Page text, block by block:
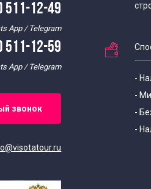
511-12-49
App / Telegram
511-12-59
App / Telegram
звонок
-
-
-
-